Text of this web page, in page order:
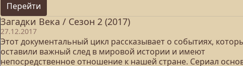
Перейти
Загадки Века / Сезон 2 (2017)
27.12.2017
Этот документальный цикл рассказывает о событиях,
оставили важный след в мировой истории и имеют
непосредственное отношение к нашей стране. Сериал